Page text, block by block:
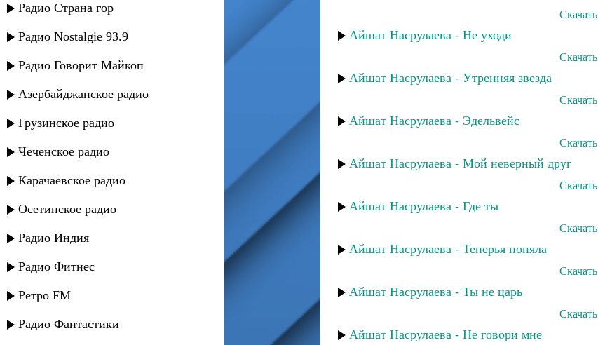
Радио Страна гор
Радио Nostalgie 93.9
Радио Говорит Майкоп
Азербайджанское радио
Грузинское радио
Чеченское радио
Карачаевское радио
Осетинское радио
Радио Индия
Радио Фитнес
Ретро FM
Радио Фантастики
Скачать
Айшат Насрулаева - Не уходи
Скачать
Айшат Насрулаева - Утренняя звезда
Скачать
Айшат Насрулаева - Эдельвейс
Скачать
Айшат Насрулаева - Мой неверный друг
Скачать
Айшат Насрулаева - Где ты
Скачать
Айшат Насрулаева - Теперья поняла
Скачать
Айшат Насрулаева - Ты не царь
Скачать
Айшат Насрулаева - Не говори мне